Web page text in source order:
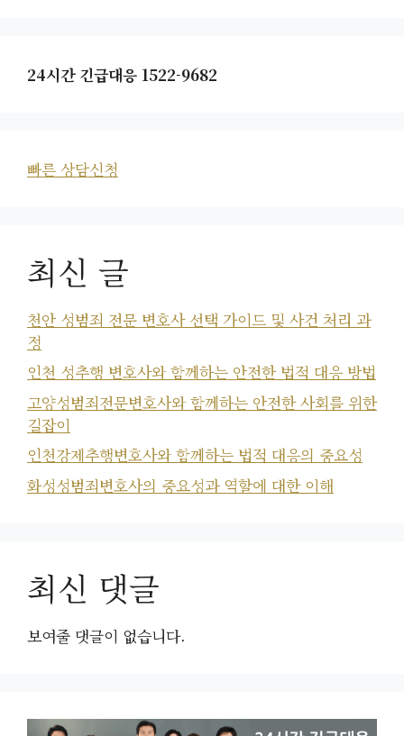
24시간 긴급대응 1522-9682
빠른 상담신청
최신 글
천안 성범죄 전문 변호사 선택 가이드 및 사건 처리 과
정
인천 성추행 변호사와 함께하는 안전한 법적 대응 방법
고양성범죄전문변호사와 함께하는 안전한 사회를 위한
길잡이
인천강제추행변호사와 함께하는 법적 대응의 중요성
화성성범죄변호사의 중요성과 역할에 대한 이해
최신 댓글
보여줄 댓글이 없습니다.